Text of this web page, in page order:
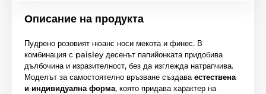
Описание на продукта
Пудрено розовият нюанс носи мекота и финес. В
комбинация с paisley десенът папийонката придобива
дълбочина и изразителност, без да изглежда натрапчива.
Моделът за самостоятелно връзване създава естествена
и индивидуална форма, която придава характер на